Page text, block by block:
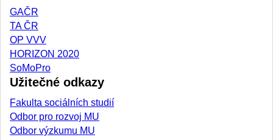
GAČR
TA ČR
OP VVV
HORIZON 2020
SoMoPro
Užitečné odkazy
Fakulta sociálních studií
Odbor pro rozvoj MU
Odbor výzkumu MU